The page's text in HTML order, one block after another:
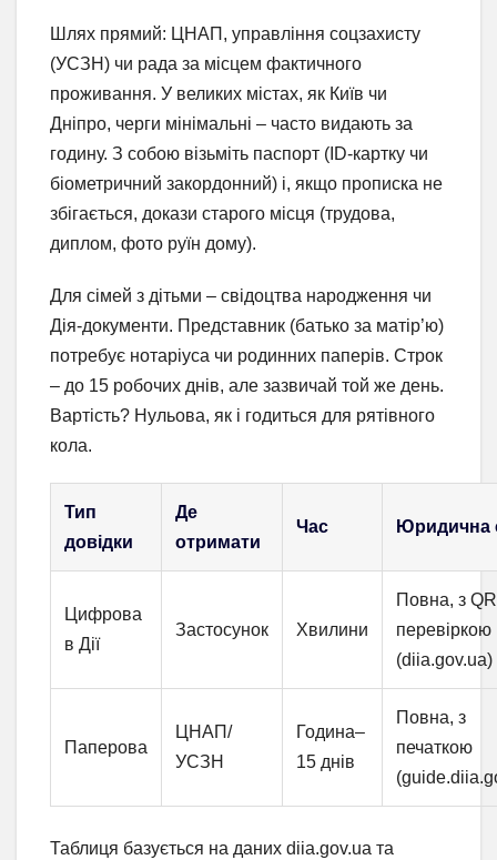
Шлях прямий: ЦНАП, управління соцзахисту
(УСЗН) чи рада за місцем фактичного
проживання. У великих містах, як Київ чи
Дніпро, черги мінімальні – часто видають за
годину. З собою візьміть паспорт (ID-картку чи
біометричний закордонний) і, якщо прописка не
збігається, докази старого місця (трудова,
диплом, фото руїн дому).
Для сімей з дітьми – свідоцтва народження чи
Дія-документи. Представник (батько за матір’ю)
потребує нотаріуса чи родинних паперів. Строк
– до 15 робочих днів, але зазвичай той же день.
Вартість? Нульова, як і годиться для рятівного
кола.
Тип
довідки
Де
отримати
Час Юридична
Цифрова
в Дії
Застосунок Хвилини
Повна, з
перевіркою
(diia.gov.ua)
Паперова
ЦНАП/
УСЗН
Година–
15 днів
Повна, з
печаткою
Таблиця базується на даних diia.gov.ua та